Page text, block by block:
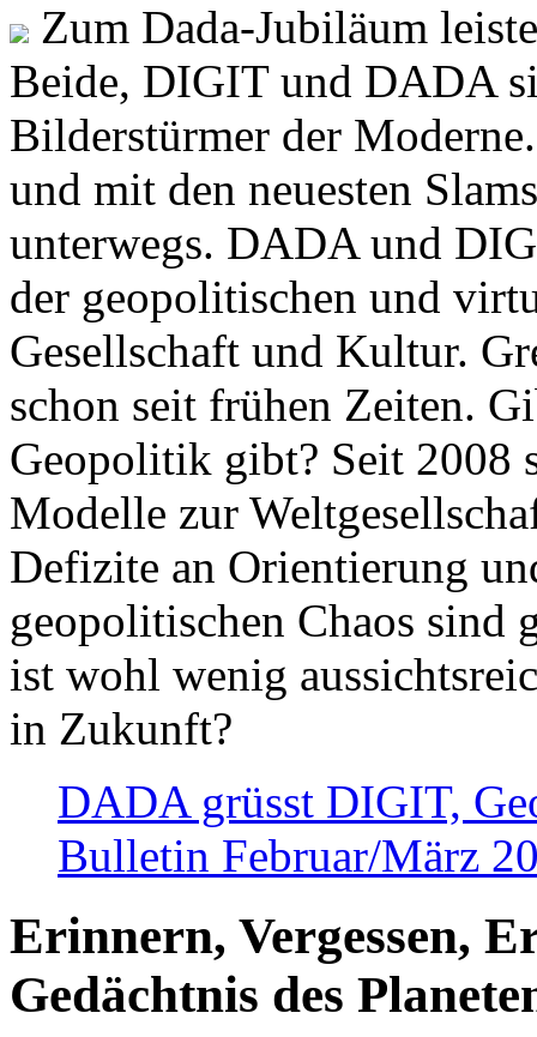
Zum Dada-Jubiläum
Beide, DIGIT und DADA
Bilderstürmer der
und mit den neuesten
unterwegs. DADA und
der geopolitischen und
Gesellschaft und Kultur.
schon seit frühen Zeiten.
Geopolitik gibt? Seit 2008
Modelle zur
Defizite an Orientierung
geopolitischen Chaos sind
ist wohl wenig
in Zukunft?
DADA grüsst DIGIT,
Bulletin Februar/März
Erinnern, Vergessen,
Gedächtnis des